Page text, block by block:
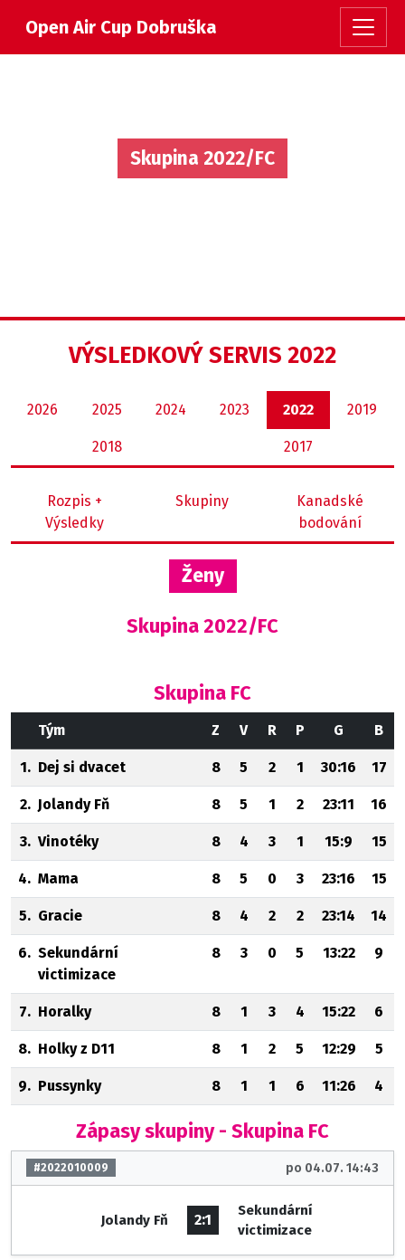
Open Air Cup Dobruška
Skupina 2022/FC
VÝSLEDKOVÝ SERVIS 2022
2026 2025 2024 2023 2022 2019
2018 2017
Rozpis +
Výsledky
Skupiny
Kanadské
bodování
Ženy
Skupina 2022/FC
Skupina FC
Tým Z V R P G B
1. Dej si dvacet 8 5 2 1 30:16 17
2. Jolandy Fň 8 5 1 2 23:11 16
3. Vinotéky 8 4 3 1 15:9 15
4. Mama 8 5 0 3 23:16 15
5. Gracie 8 4 2 2 23:14 14
6. Sekundární
victimizace
8 3 0 5 13:22 9
7. Horalky 8 1 3 4 15:22 6
8. Holky z D11 8 1 2 5 12:29 5
9. Pussynky 8 1 1 6 11:26 4
Zápasy skupiny - Skupina FC
#2022010009 po 04.07. 14:43
Jolandy Fň 2:1
Sekundární
victimizace